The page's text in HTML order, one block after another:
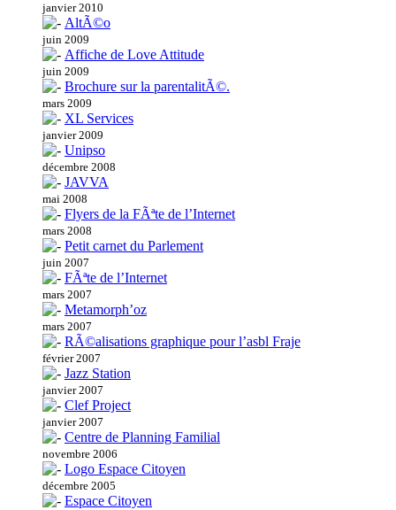
janvier 2010
AltÃ©o
juin 2009
Affiche de Love Attitude
juin 2009
Brochure sur la parentalitÃ©.
mars 2009
XL Services
janvier 2009
Unipso
décembre 2008
JAVVA
mai 2008
Flyers de la FÃªte de l’Internet
mars 2008
Petit carnet du Parlement
juin 2007
FÃªte de l’Internet
mars 2007
Metamorph’oz
mars 2007
RÃ©alisations graphique pour l’asbl Fraje
février 2007
Jazz Station
janvier 2007
Clef Project
janvier 2007
Centre de Planning Familial
novembre 2006
Logo Espace Citoyen
décembre 2005
Espace Citoyen